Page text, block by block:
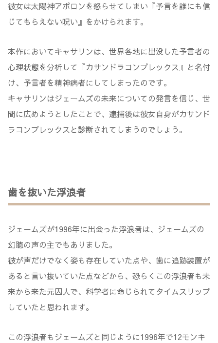
彼女は太陽神アポロンを怒らせてしまい『予言を誰にも信
じてもらえない呪い』をかけられます。
本作においてキャサリンは、世界各地に出没した予言者の
心理状態を分析して『カサンドラコンプレックス』と名付
け、予言者を精神病者にしてしまったのです。
キャサリンはジェームズの未来についての発言を信じ、世
間に広めようとしたことで、逮捕後は彼女自身がカサンド
ラコンプレックスと診断されてしまうのでしょう。
歯を抜いた浮浪者
ジェームズが1996年に出会った浮浪者は、ジェームズの
幻聴の声の主でもありました。
彼が声だけでなく姿も存在していた点や、歯に追跡装置が
あると言い抜いていた点などから、恐らくこの浮浪者も未
来から来た元囚人で、科学者に命じられてタイムスリップ
していたと思われます。
この浮浪者もジェームズと同じように1996年で12モンキ